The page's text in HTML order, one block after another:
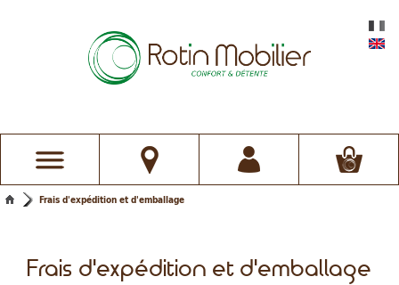
Frais d'expédition et d'emballage
Frais d'expédition et d'emballage